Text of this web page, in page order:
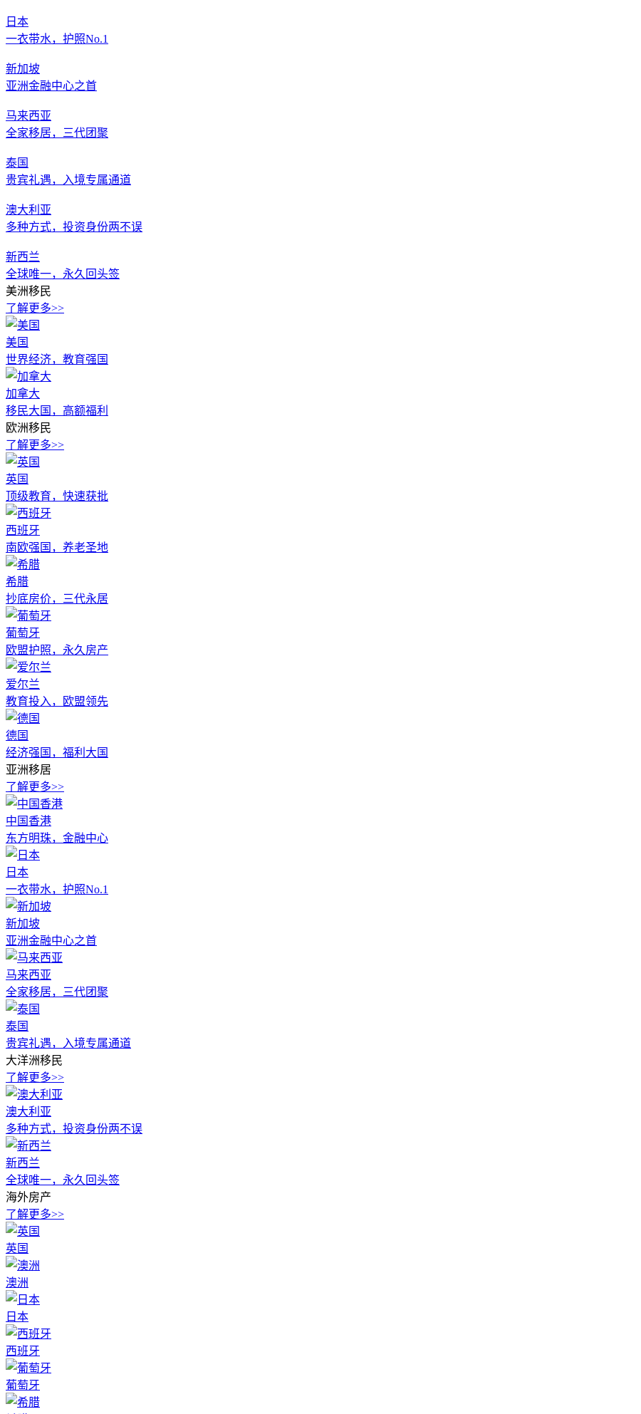
日本
一衣带水，护照No.1
新加坡
亚洲金融中心之首
马来西亚
全家移居，三代团聚
泰国
贵宾礼遇，入境专属通道
澳大利亚
多种方式，投资身份两不误
新西兰
全球唯一，永久回头签
美洲移民
了解更多>>
美国
世界经济，教育强国
加拿大
移民大国，高额福利
欧洲移民
了解更多>>
英国
顶级教育，快速获批
西班牙
南欧强国，养老圣地
希腊
抄底房价，三代永居
葡萄牙
欧盟护照，永久房产
爱尔兰
教育投入，欧盟领先
德国
经济强国，福利大国
亚洲移居
了解更多>>
中国香港
东方明珠，金融中心
日本
一衣带水，护照No.1
新加坡
亚洲金融中心之首
马来西亚
全家移居，三代团聚
泰国
贵宾礼遇，入境专属通道
大洋洲移民
了解更多>>
澳大利亚
多种方式，投资身份两不误
新西兰
全球唯一，永久回头签
海外房产
了解更多>>
英国
澳洲
日本
西班牙
葡萄牙